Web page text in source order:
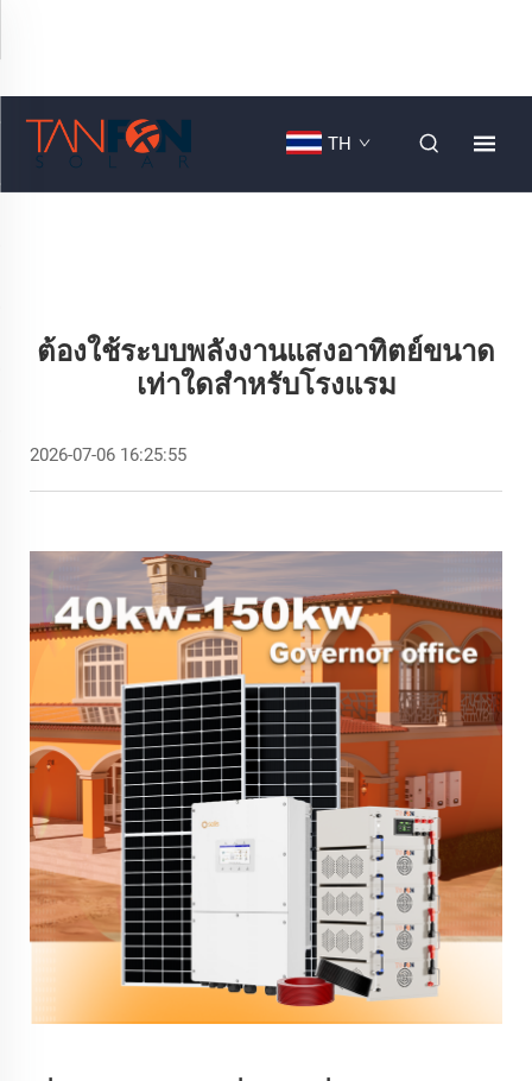
TH
ต้องใช้ระบบพลังงานแสงอาทิตย์ขนาด
เท่าใดสำหรับโรงแรม
2026-07-06 16:25:55